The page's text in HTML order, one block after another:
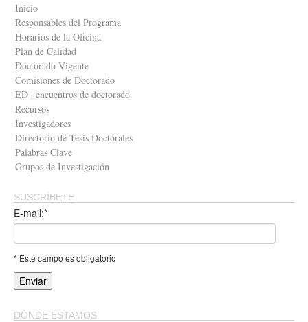
Inicio
Responsables del Programa
Horarios de la Oficina
Plan de Calidad
Doctorado Vigente
Comisiones de Doctorado
ED | encuentros de doctorado
Recursos
Investigadores
Directorio de Tesis Doctorales
Palabras Clave
Grupos de Investigación
SUSCRÍBETE
E-mail:*
* Este campo es obligatorio
DÓNDE ESTAMOS